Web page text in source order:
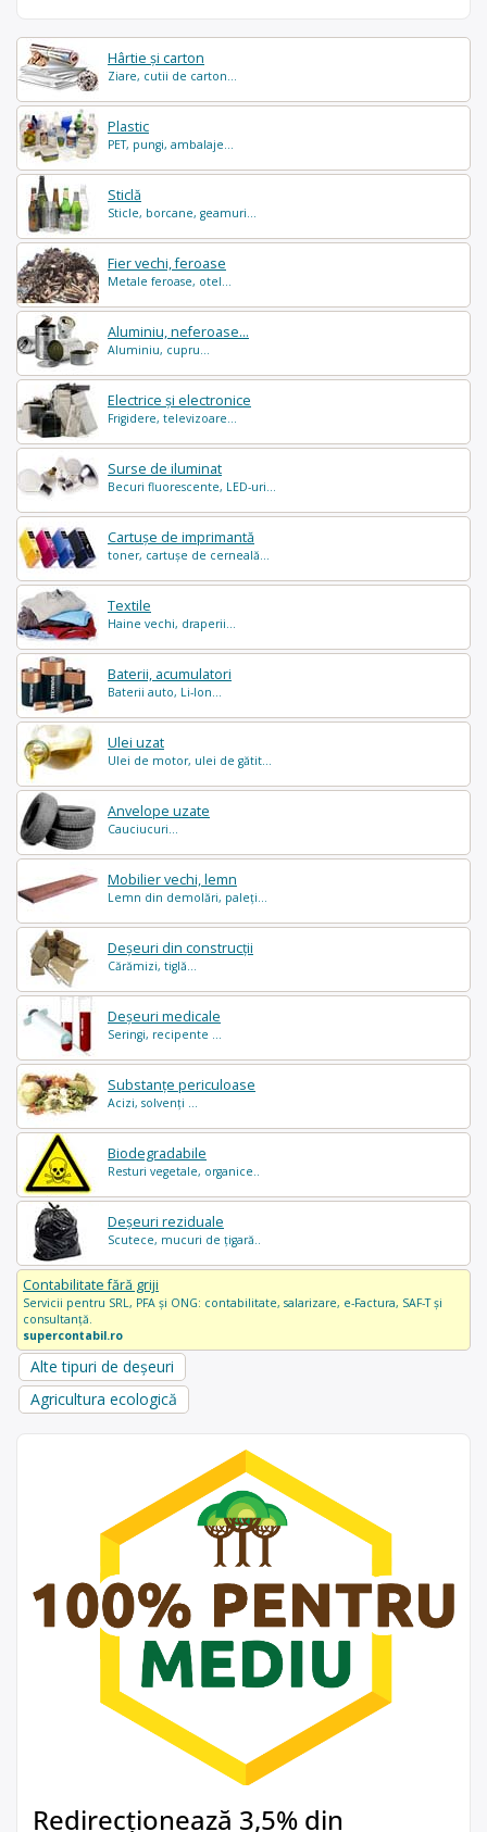
Hârtie și carton
Ziare, cutii de carton...
Plastic
PET, pungi, ambalaje...
Sticlă
Sticle, borcane, geamuri...
Fier vechi, feroase
Metale feroase, otel...
Aluminiu, neferoase...
Aluminiu, cupru...
Electrice și electronice
Frigidere, televizoare...
Surse de iluminat
Becuri fluorescente, LED-uri...
Cartușe de imprimantă
toner, cartușe de cerneală...
Textile
Haine vechi, draperii...
Baterii, acumulatori
Baterii auto, Li-Ion...
Ulei uzat
Ulei de motor, ulei de gătit...
Anvelope uzate
Cauciucuri...
Mobilier vechi, lemn
Lemn din demolări, paleți...
Deșeuri din construcții
Cărămizi, tiglă...
Deșeuri medicale
Seringi, recipente ...
Substanțe periculoase
Acizi, solvenți ...
Biodegradabile
Resturi vegetale, organice..
Deșeuri reziduale
Scutece, mucuri de țigară..
Contabilitate fără griji
Servicii pentru SRL, PFA și ONG: contabilitate, salarizare, e-Factura, SAF-T și
consultanță.
supercontabil.ro
Alte tipuri de deșeuri
Agricultura ecologică
Redirecționează 3,5% din